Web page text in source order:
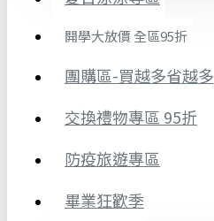
開學大放價 全區95折
團購區-買越多省越多
交換禮物專區 95折
防疫旅遊專區
畢業狂歡季